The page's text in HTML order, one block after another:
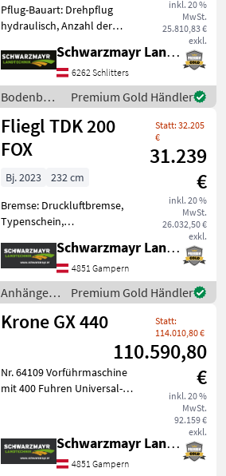
inkl. 20 %
MwSt.
25.810,83 €
exkl.
Pflug-Bauart: Drehpflug
hydraulisch, Anzahl der
Scheibensech, hydr.
Schnittbreitenverstellung,
Stützrad, Vorschäler Nr.
63018 Volldrehpflug 4-
scharig
Schwarzmayr Landtechnik GmbH - Schlitters
6262 Schlitters
Bodenbearbeitung
/ Lemken
Premium Gold Händler
Fliegl TDK 200
FOX
Statt: 32.205
€
31.239
€
inkl. 20 %
MwSt.
26.032,50 €
exkl.
Bj. 2023
232 cm
Bremse: Druckluftbremse,
Typenschein,
54219 Tandem- 3-
Seitenkipper - mit Tandem
Fahrgestell - mit zul.
Gesamtgewicht 20000 kg
(entspric
Schwarzmayr Landtechnik GmbH - Gampern
4851 Gampern
Anhänger /
Fliegl
Premium Gold Händler
Krone GX 440
Statt:
114.010,80 €
110.590,80
€
inkl. 20 %
MwSt.
92.159 €
exkl.
Nr. 64109 Vorführmaschine
mit 400 Fuhren Universal-
Knickdeichsel - mit
hydraulischer
Deichselfederung (081
Schwarzmayr Landtechnik GmbH - Gampern
4851 Gampern